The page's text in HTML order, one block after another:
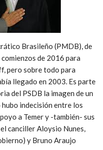
Brasileño (PMDB), de
de 2016 para
pero sobre todo para
llegado en 2003. Es parte
del PSDB la imagen de un
indecisión entre los
a Temer y -también- sus
canciller Aloysio Nunes,
y Bruno Araujo